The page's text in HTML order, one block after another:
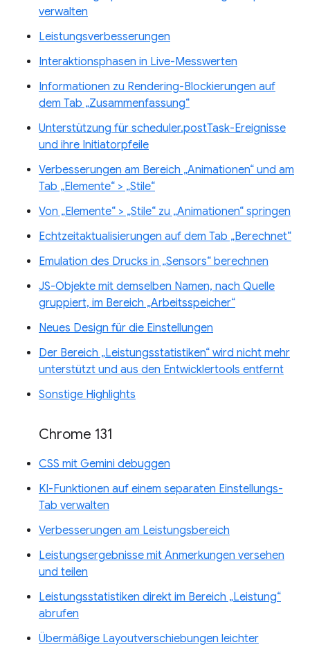
verwalten
Leistungsverbesserungen
Interaktionsphasen in Live-Messwerten
Informationen zu Rendering-Blockierungen auf
dem Tab „Zusammenfassung“
Unterstützung für scheduler.postTask-Ereignisse
und ihre Initiatorpfeile
Verbesserungen am Bereich „Animationen“ und am
Tab „Elemente“ > „Stile“
Von „Elemente“ > „Stile“ zu „Animationen“ springen
Echtzeitaktualisierungen auf dem Tab „Berechnet“
Emulation des Drucks in „Sensors“ berechnen
JS-Objekte mit demselben Namen, nach Quelle
gruppiert, im Bereich „Arbeitsspeicher“
Neues Design für die Einstellungen
Der Bereich „Leistungsstatistiken“ wird nicht mehr
unterstützt und aus den Entwicklertools entfernt
Sonstige Highlights
Chrome 131
CSS mit Gemini debuggen
KI-Funktionen auf einem separaten Einstellungs-
Tab verwalten
Verbesserungen am Leistungsbereich
Leistungsergebnisse mit Anmerkungen versehen
und teilen
Leistungsstatistiken direkt im Bereich „Leistung“
abrufen
Übermäßige Layoutverschiebungen leichter